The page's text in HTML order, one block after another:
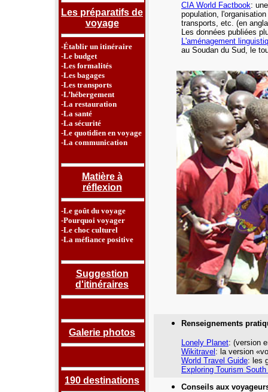
Les préparatifs de
voyage
-Établir un itinéraire
-Le budget
-Les formalités
-Les bagages
-Les transports
-L’hébergement
-La restauration
-La santé
-La sécurité
-Le quotidien en voyage
-La communication
Matière à
réflexion
-Le goût du voyage
-Pourquoi voyager
-Le choc culturel
-La méfiance positive
Suggestion
d'itinéraires
Galerie photos
190 destinations
CIA World Factbook:
population,
transports, etc. (en
Les données publiées
L'aménagement
au Soudan du Sud, le
Renseignements
Lonely Planet: (version
Wikitravel : la version
World Travel Guide: les
Exploring Tourism
Conseils aux